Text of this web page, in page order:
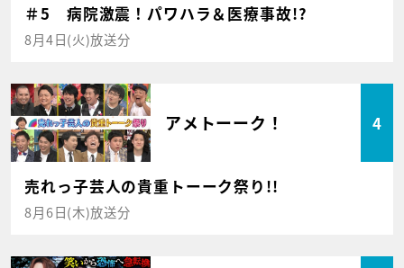
＃5 病院激震！パワハラ＆医療事故!?
8月4日(火)放送分
アメトーーク！ 4
売れっ子芸人の貴重トーーク祭り!!
8月6日(木)放送分